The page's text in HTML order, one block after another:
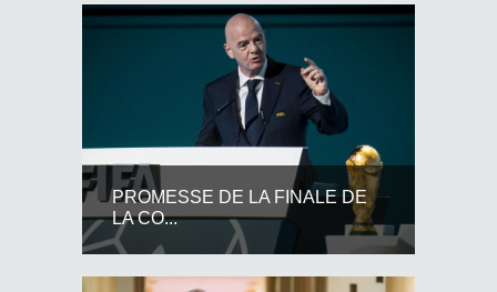
PROMESSE DE LA FINALE DE
LA CO...